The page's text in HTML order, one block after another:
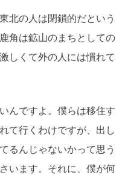
北の人は閉鎖的だという
角は鉱山のまちとしての
しくて外の人には慣れて
んですよ。僕らは移住す
て行くわけですが、出し
るんじゃないかって思う
います。それに、僕が何